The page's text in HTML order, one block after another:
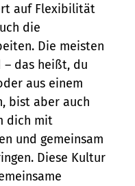
auf Flexibilität
die
Die meisten
das heißt, du
aus einem
bist aber auch
dich mit
und gemeinsam
Diese Kultur